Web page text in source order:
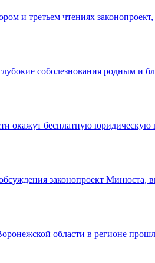
и третьем чтениях
соболезнования родным и
окажут бесплатную юридическую
законопроект Минюста,
области в регионе